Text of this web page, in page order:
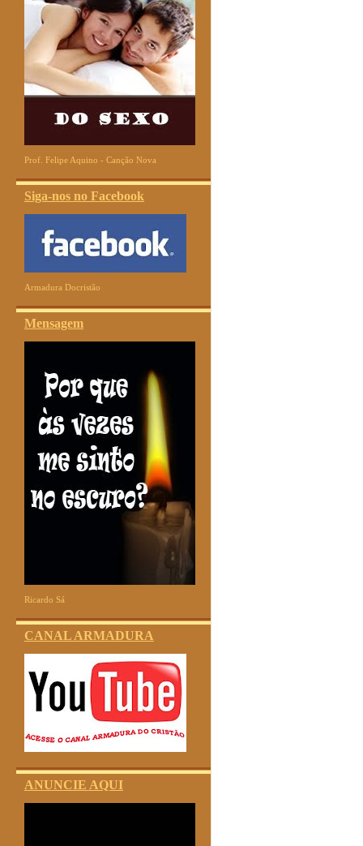
Prof. Felipe Aquino - Canção Nova
Siga-nos no Facebook
Armadura Docristão
Mensagem
Ricardo Sá
CANAL ARMADURA
ANUNCIE AQUI